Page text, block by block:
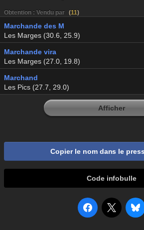
Obtention : Vendu par (11)
Marchande des M
Les Marges (30.6, 25.9)
Marchande vira
Les Marges (27.0, 19.8)
Marchand
Les Pics (27.7, 29.0)
Afficher
Copier le nom dans le
Code infobulle